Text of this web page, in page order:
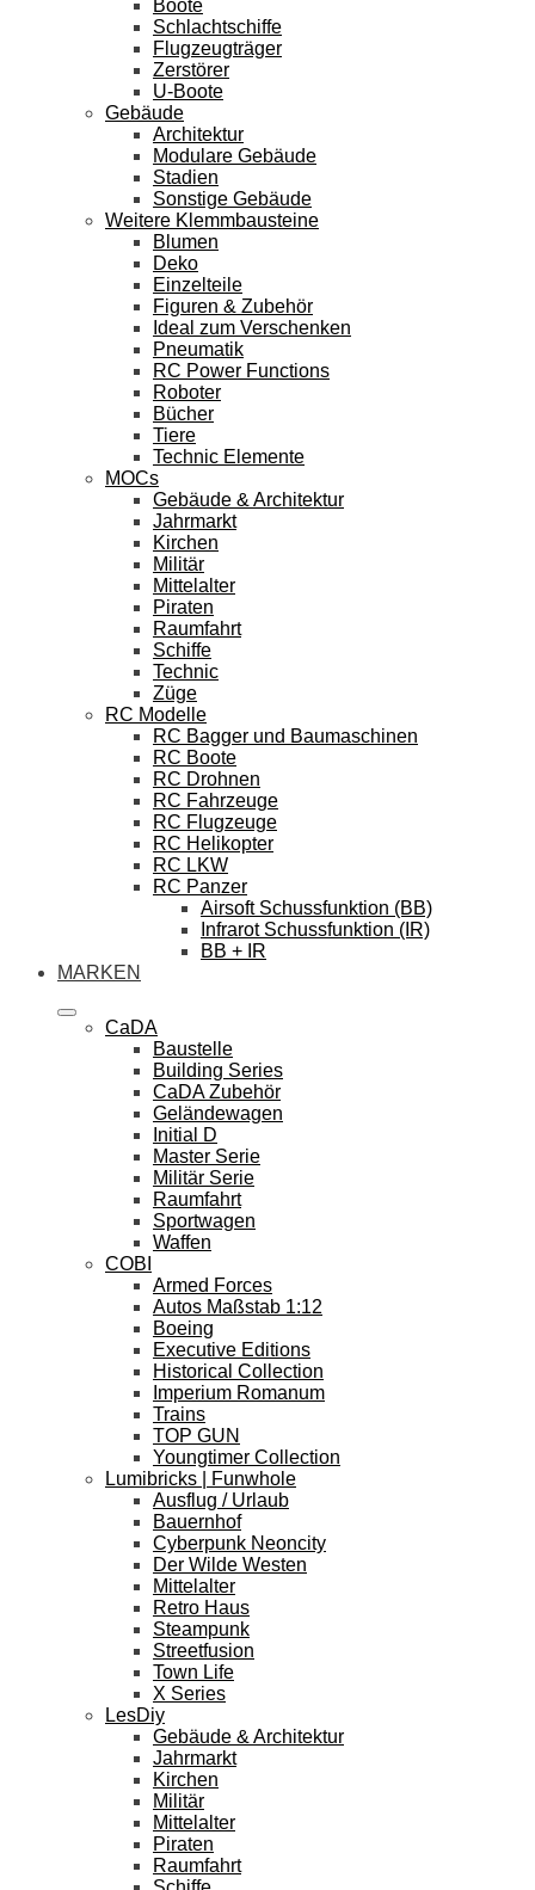
Boote
Schlachtschiffe
Flugzeugträger
Zerstörer
U-Boote
Gebäude
Architektur
Modulare Gebäude
Stadien
Sonstige Gebäude
Weitere Klemmbausteine
Blumen
Deko
Einzelteile
Figuren & Zubehör
Ideal zum Verschenken
Pneumatik
RC Power Functions
Roboter
Bücher
Tiere
Technic Elemente
MOCs
Gebäude & Architektur
Jahrmarkt
Kirchen
Militär
Mittelalter
Piraten
Raumfahrt
Schiffe
Technic
Züge
RC Modelle
RC Bagger und Baumaschinen
RC Boote
RC Drohnen
RC Fahrzeuge
RC Flugzeuge
RC Helikopter
RC LKW
RC Panzer
Airsoft Schussfunktion (BB)
Infrarot Schussfunktion (IR)
BB + IR
MARKEN
CaDA
Baustelle
Building Series
CaDA Zubehör
Geländewagen
Initial D
Master Serie
Militär Serie
Raumfahrt
Sportwagen
Waffen
COBI
Armed Forces
Autos Maßstab 1:12
Boeing
Executive Editions
Historical Collection
Imperium Romanum
Trains
TOP GUN
Youngtimer Collection
Lumibricks | Funwhole
Ausflug / Urlaub
Bauernhof
Cyberpunk Neoncity
Der Wilde Westen
Mittelalter
Retro Haus
Steampunk
Streetfusion
Town Life
X Series
LesDiy
Gebäude & Architektur
Jahrmarkt
Kirchen
Militär
Mittelalter
Piraten
Raumfahrt